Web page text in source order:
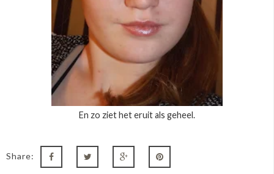
En zo ziet het eruit als geheel.
Share: